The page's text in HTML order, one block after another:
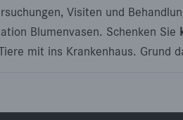
Visiten und
Blumenvasen. Schenken Sie
mit ins Krankenhaus. Grund